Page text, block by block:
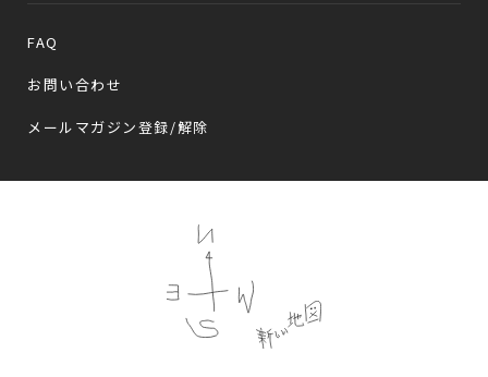
FAQ
お問い合わせ
メールマガジン登録/解除